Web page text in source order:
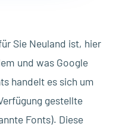
Sie Neuland ist, hier
und was Google
handelt es sich um
gestellte
Fonts). Diese